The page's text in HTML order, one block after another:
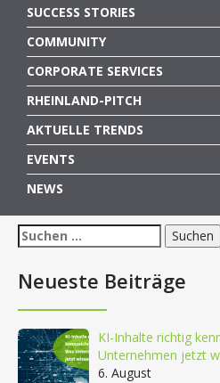
SUCCESS STORIES
COMMUNITY
CORPORATE SERVICES
RHEINLAND-PITCH
AKTUELLE TRENDS
EVENTS
NEWS
Suchen
nach:
Neueste Beiträge
KI-Inhalte richtig
Unternehmen jetzt
6. August